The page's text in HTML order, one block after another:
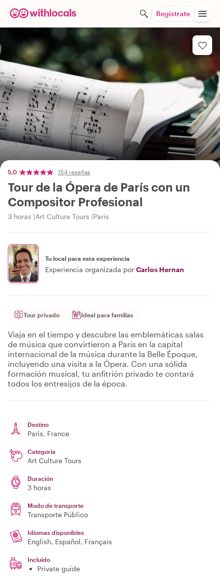
Regístrate
5,0 154 reseñas
Tour de la Ópera de París con un
Compositor Profesional
3 horas Art Culture Tours Paris
Tu local para esta experiencia
Experiencia organizada por Carlos Hernan
Tour privado Ideal para familias
Viaja en el tiempo y descubre las emblemáticas salas
de música que convirtieron a París en la capital
internacional de la música durante la Belle Époque,
incluyendo una visita a la Ópera. Con una sólida
formación musical, tu anfitrión privado te contará
todos los entresijos de la época.
Destino
Paris, France
Categoría
Art Culture Tours
Duración
3 horas
Modo de transporte
Transporte Público
Idiomas disponibles
English, Español, Français
Incluido
Private guide